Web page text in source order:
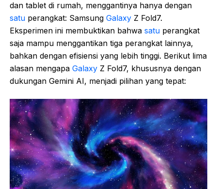
dan tablet di rumah, menggantinya hanya dengan
satu perangkat: Samsung Galaxy Z Fold7.
Eksperimen ini membuktikan bahwa satu perangkat
saja mampu menggantikan tiga perangkat lainnya,
bahkan dengan efisiensi yang lebih tinggi. Berikut lima
alasan mengapa Galaxy Z Fold7, khususnya dengan
dukungan Gemini AI, menjadi pilihan yang tepat: